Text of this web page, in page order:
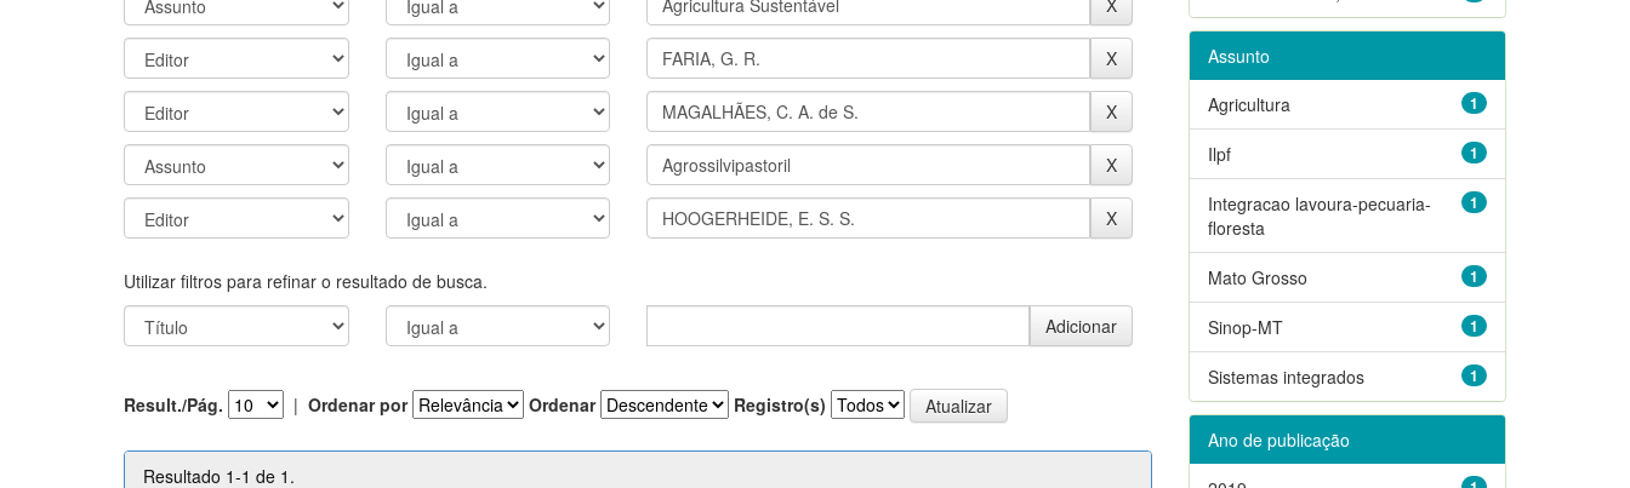
Utilizar filtros para refinar o resultado de busca.
Result./Pág. | Ordenar por Ordenar Registro(s)
Resultado 1-1 de 1.
Assunto
1
Agricultura
1
Ilpf
1
Integracao lavoura-pecuaria-
floresta
1
Mato Grosso
1
Sinop-MT
1
Sistemas integrados
Ano de publicação